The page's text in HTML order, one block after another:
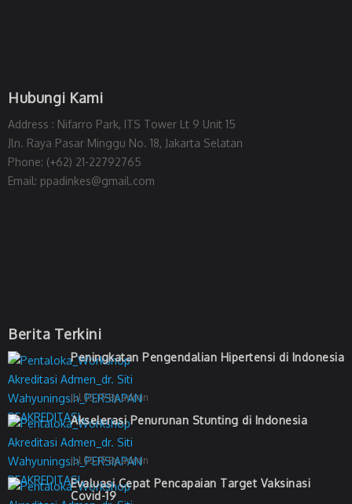
Hubungi Kami
Address : Nifarro Park, ITS Tower Lt 9 Unit 15
Jln. Raya Pasar Minggu No. 18, Jakarta Selatan
Phone: (+62) 21-22792765
Email: ppadinkes@gmail.com
Berita Terkini
Peningkatan Pengendalian Hipertensi di Indonesia
Jul 05,19 By admin
Akselerasi Penurunan Stunting di Indonesia
Jul 05,19 By admin
Evaluasi Cepat Pencapaian Target Vaksinasi
Covid-19